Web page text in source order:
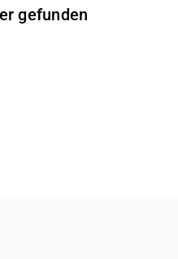
gefunden